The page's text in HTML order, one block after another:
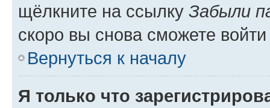
щёлкните на ссылку Забыли
скоро вы снова сможете
Вернуться к началу
Я только что